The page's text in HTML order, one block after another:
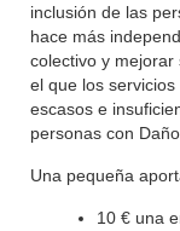
inclusión de las
hace más
colectivo y
el que los
escasos e
personas con
Una pequeña
10 € una